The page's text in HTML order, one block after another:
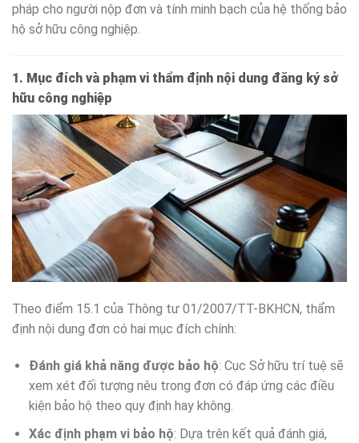
pháp cho người nộp đơn và tính minh bạch của hệ thống bảo
hộ sở hữu công nghiệp.
1. Mục đích và phạm vi thẩm định nội dung đăng ký sở
hữu công nghiệp
Theo điểm 15.1 của Thông tư 01/2007/TT-BKHCN, thẩm
định nội dung đơn có hai mục đích chính:
Đánh giá khả năng được bảo hộ: Cục Sở hữu trí tuệ sẽ
xem xét đối tượng nêu trong đơn có đáp ứng các điều
kiện bảo hộ theo quy định hay không.
Xác định phạm vi bảo hộ: Dựa trên kết quả đánh giá,